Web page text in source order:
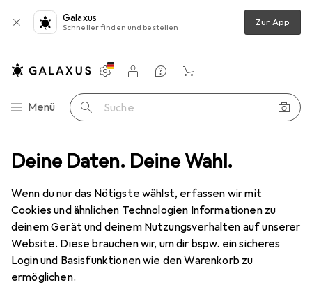
Deine Daten. Deine Wahl.
Wenn du nur das Nötigste wählst, erfassen wir mit
Cookies und ähnlichen Technologien Informationen zu
deinem Gerät und deinem Nutzungsverhalten auf unserer
Website. Diese brauchen wir, um dir bspw. ein sicheres
Login und Basisfunktionen wie den Warenkorb zu
ermöglichen.
Galaxus
Schneller finden und bestellen Zur App
Navigation nach Kategorien
Menü Suche
Einstellungen
Kundenkonto
Vergleichslisten
Merklisten
Warenkorb
Gesamtsortiment Baumarkt + Garten Ordnungshelfer
Ordnungshelfer
EntdeckenForum